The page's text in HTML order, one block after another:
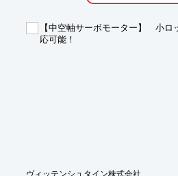
■部品の一体化と多段化
■軽量化とコンパクト化
■歩留改善
【中空軸サーボモーター】 小ロ
応可能！
ヴィッテンシュタイン株式会社